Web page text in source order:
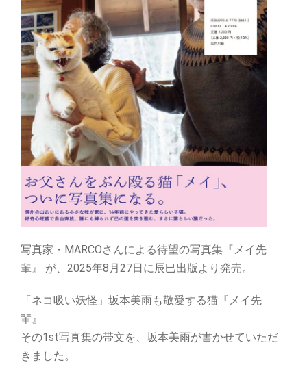
写真家・MARCOさんによる待望の写真集『メイ先
輩』 が、2025年8月27日に辰巳出版より発売。
「ネコ吸い妖怪」坂本美雨も敬愛する猫『メイ先
輩』
その1st写真集の帯文を、坂本美雨が書かせていただ
きました。